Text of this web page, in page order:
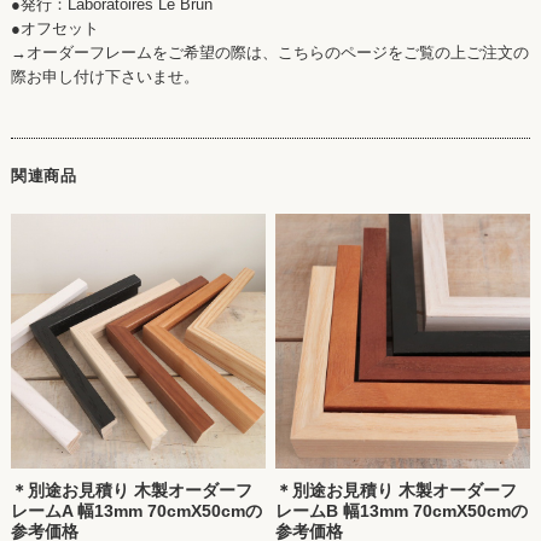
●発行：Laboratoires Le Brun
●オフセット
→オーダーフレームをご希望の際は、こちらのページをご覧の上ご注文の
際お申し付け下さいませ。
関連商品
＊別途お見積り 木製オーダーフ
レームA 幅13mm 70cmX50cmの
参考価格
＊別途お見積り 木製オーダーフ
レームB 幅13mm 70cmX50cmの
参考価格